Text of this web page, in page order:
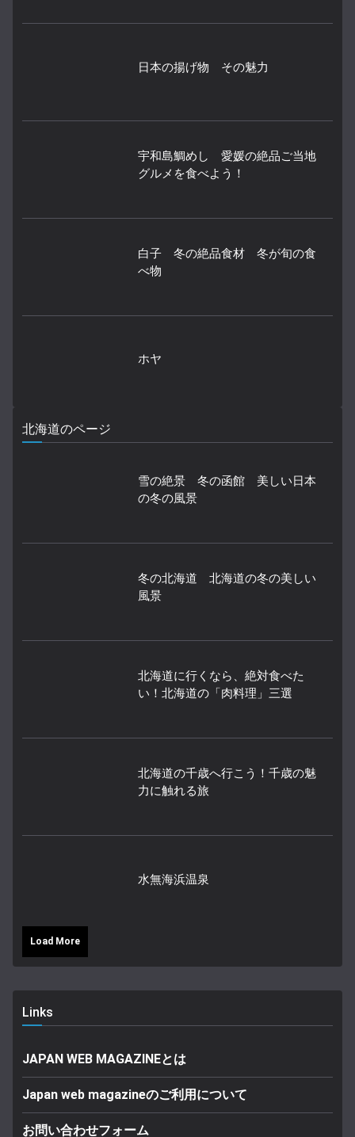
日本の揚げ物 その魅力
宇和島鯛めし 愛媛の絶品ご当地
グルメを食べよう！
白子 冬の絶品食材 冬が旬の食
べ物
ホヤ
北海道のページ
雪の絶景 冬の函館 美しい日本
の冬の風景
冬の北海道 北海道の冬の美しい
風景
北海道に行くなら、絶対食べた
い！北海道の「肉料理」三選
北海道の千歳へ行こう！千歳の魅
力に触れる旅
水無海浜温泉
Load More
Links
JAPAN WEB MAGAZINEとは
Japan web magazineのご利用について
お問い合わせフォーム